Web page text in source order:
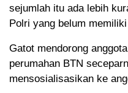
sejumlah itu ada lebih
Polri yang belum
Gatot mendorong
perumahan BTN
mensosialisasikan ke